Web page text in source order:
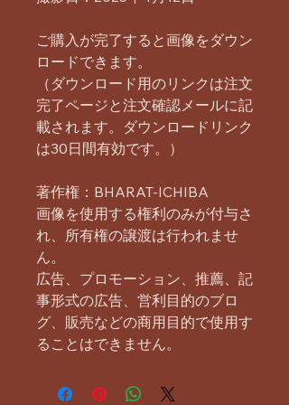
ご購入が完了すると画像をダウン
ロードできます。
（ダウンロード用のリンクは注文
完了ページと注文確認メールに記
載されます。ダウンロードリンク
は30日間有効です。）
著作権：BHARAT-ICHIBA
画像を使用する権利のみが付与さ
れ、所有権の譲渡は行われませ
ん。
広告、プロモーション、推薦、記
事形式の広告、営利目的のブロ
グ、販売などの商用目的で使用す
ることはできません。